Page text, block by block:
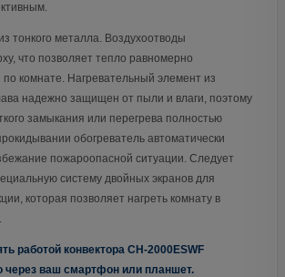
тонкого металла. Воздухоотводы
что позволяет тепло равномерно
по комнате. Нагревательный элемент из
надежно защищен от пыли и влаги, поэтому
замыкания или перегрева полностью
обогреватель автоматически
пожароопасной ситуации. Следует
систему двойных экранов для
которая позволяет нагреть комнату в
работой конвектора CH-2000ESWF
через ваш смартфон или планшет.